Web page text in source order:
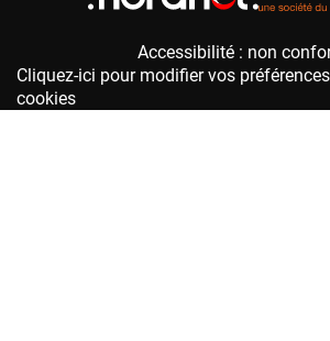
Accessibilité : non
Cliquez-ici pour modifier vos
cookies